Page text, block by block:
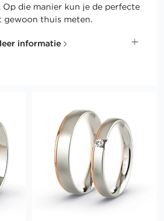
Op die manier kun je de perfecte
gewoon thuis meten.
informatie